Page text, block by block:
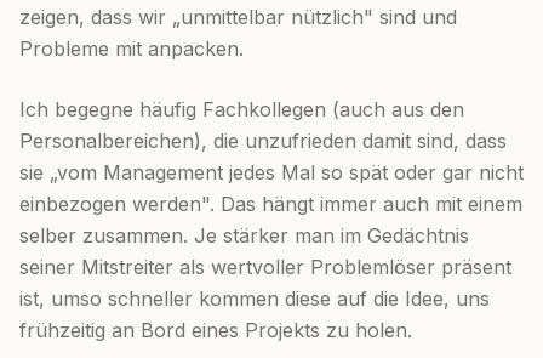
zeigen, dass wir „unmittelbar nützlich" sind und
Probleme mit anpacken.
Ich begegne häufig Fachkollegen (auch aus den
Personalbereichen), die unzufrieden damit sind, dass
sie „vom Management jedes Mal so spät oder gar nicht
einbezogen werden". Das hängt immer auch mit einem
selber zusammen. Je stärker man im Gedächtnis
seiner Mitstreiter als wertvoller Problemlöser präsent
ist, umso schneller kommen diese auf die Idee, uns
frühzeitig an Bord eines Projekts zu holen.